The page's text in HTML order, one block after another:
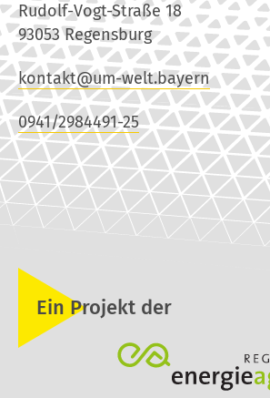
Rudolf-Vogt-Straße 18
93053 Regensburg
kontakt@um-welt.bayern
0941/2984491-25
Ein Projekt der